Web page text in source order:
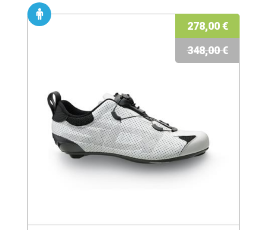
278,00 €
348,00 €